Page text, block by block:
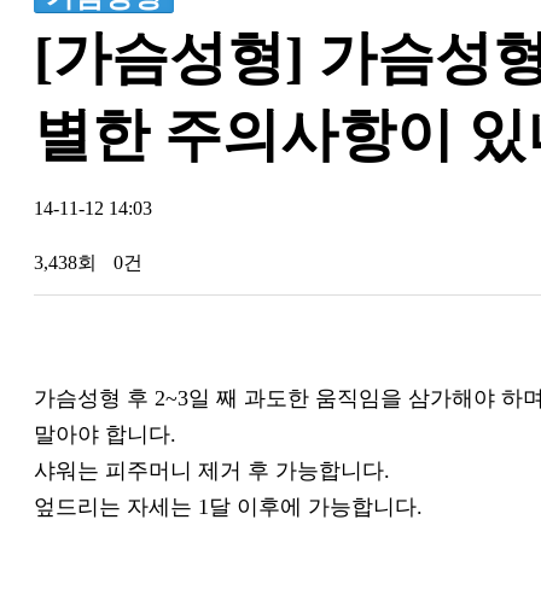
[가슴성형] 가슴성
별한 주의사항이
14-11-12 14:03
3,438회 0건
가슴성형 후 2~3일 째 과도한 움직임을 삼가해야 하
말아야 합니다.
샤워는 피주머니 제거 후 가능합니다.
엎드리는 자세는 1달 이후에 가능합니다.